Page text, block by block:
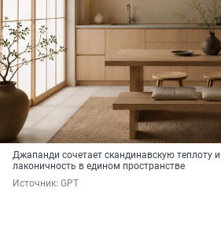
Джапанди сочетает скандинавскую теплоту
лаконичность в едином пространстве
Источник: GPT